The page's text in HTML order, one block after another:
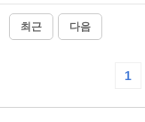
최근 다음
1